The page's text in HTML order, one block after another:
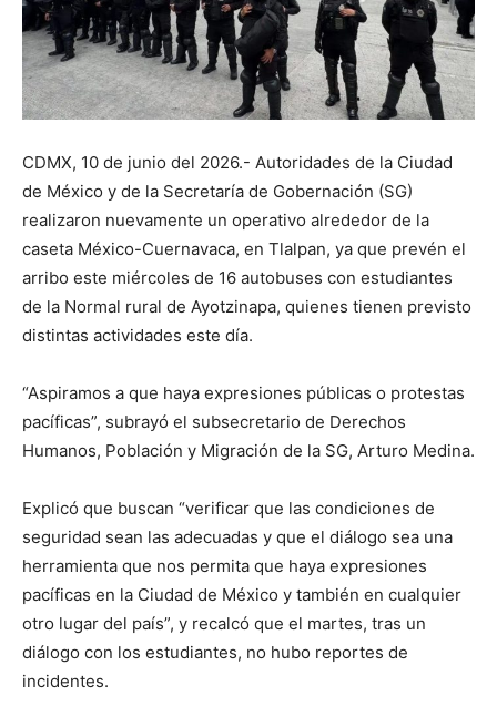
CDMX, 10 de junio del 2026.- Autoridades de la Ciudad
de México y de la Secretaría de Gobernación (SG)
realizaron nuevamente un operativo alrededor de la
caseta México-Cuernavaca, en Tlalpan, ya que prevén el
arribo este miércoles de 16 autobuses con estudiantes
de la Normal rural de Ayotzinapa, quienes tienen previsto
distintas actividades este día.
“Aspiramos a que haya expresiones públicas o protestas
pacíficas”, subrayó el subsecretario de Derechos
Humanos, Población y Migración de la SG, Arturo Medina.
Explicó que buscan “verificar que las condiciones de
seguridad sean las adecuadas y que el diálogo sea una
herramienta que nos permita que haya expresiones
pacíficas en la Ciudad de México y también en cualquier
otro lugar del país”, y recalcó que el martes, tras un
diálogo con los estudiantes, no hubo reportes de
incidentes.